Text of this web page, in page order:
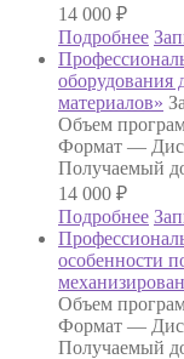
14 000 ₽
Подробнее
оборудования
материалов»
Объем
Формат —
Получаемый
14 000 ₽
Подробнее
особенности
Объем
Формат —
Получаемый